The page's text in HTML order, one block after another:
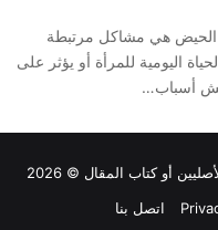
الحيض هي مشاكل مرتبطة
اليومية للمرأة أو يؤثر على
أسباب…
أو كتاب المقال © 2026
اتصل بنا